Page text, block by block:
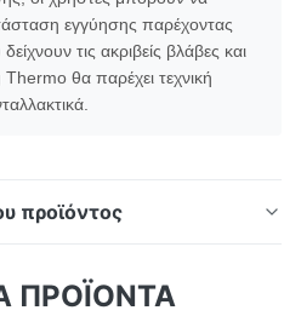
εγγύησης παρέχοντας
τις ακριβείς βλάβες και
θα παρέχει τεχνική
προϊόντος
για 35-60m³ Το
ΠΡΟΪΟΝΤΑ